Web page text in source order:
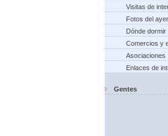
Visitas de
Fotos del ayer
Dónde dormir
Comercios y
Asociaciones
Enlaces de
Gentes